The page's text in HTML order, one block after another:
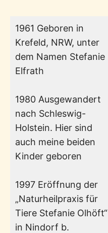
1961 Geboren in
Krefeld, NRW, unter
dem Namen Stefanie
Elfrath
1980 Ausgewandert
nach Schleswig-
Holstein. Hier sind
auch meine beiden
Kinder geboren
1997 Eröffnung der
„Naturheilpraxis für
Tiere Stefanie Olhöft“
in Nindorf b.